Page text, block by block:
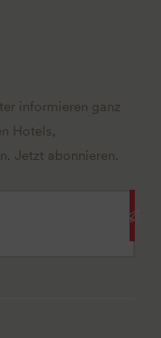
informieren ganz
Hotels,
Jetzt abonnieren.